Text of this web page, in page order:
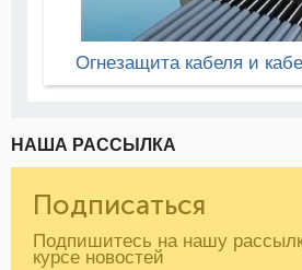
Огнезащита кабеля и
НАША РАССЫЛКА
Подписаться
Подпишитесь на нашу
курсе новостей